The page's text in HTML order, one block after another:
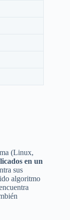
(Linux,
en un
sus
algoritmo